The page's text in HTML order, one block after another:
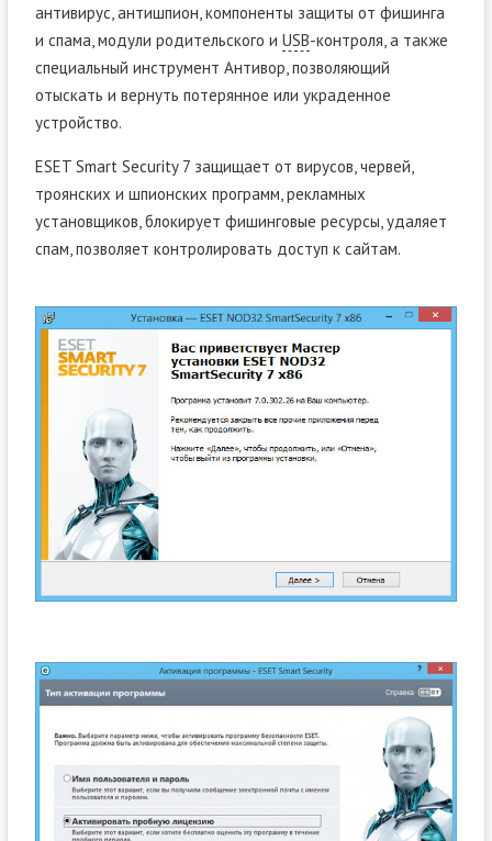
антивирус, антишпион, компоненты защиты от фишинга
и спама, модули родительского и USB-контроля, а также
специальный инструмент Антивор, позволяющий
отыскать и вернуть потерянное или украденное
устройство.
ESET Smart Security 7 защищает от вирусов, червей,
троянских и шпионских программ, рекламных
установщиков, блокирует фишинговые ресурсы, удаляет
спам, позволяет контролировать доступ к сайтам.